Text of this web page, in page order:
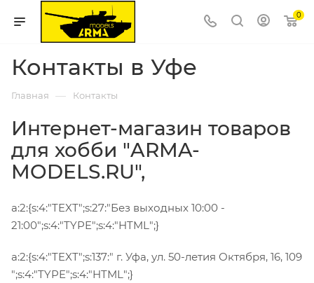
0
Контакты в Уфе
Главная — Контакты
Интернет-магазин товаров
для хобби "ARMA-
MODELS.RU",
a:2:{s:4:"TEXT";s:27:"Без выходных 10:00 -
21:00";s:4:"TYPE";s:4:"HTML";}
a:2:{s:4:"TEXT";s:137:" г. Уфа, ул. 50-летия Октября, 16, 109
";s:4:"TYPE";s:4:"HTML";}